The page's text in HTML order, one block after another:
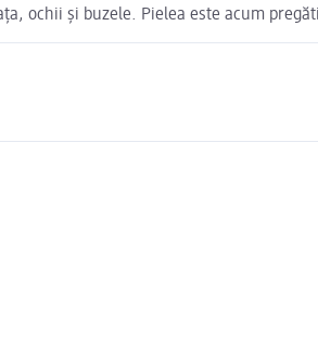
ochii și buzele. Pielea este acum